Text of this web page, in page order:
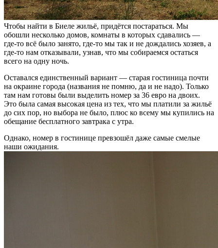
Чтобы найти в Биеле жильё, придётся постараться. Мы
обошли несколько домов, комнаты в которых сдавались —
где-то всё было занято, где-то мы так и не дождались хозяев, а
где-то нам отказывали, узнав, что мы собираемся остаться
всего на одну ночь.
Оставался единственный вариант — старая гостиница почти
на окраине города (названия не помню, да и не надо). Только
там нам готовы были выделить номер за 36 евро на двоих.
Это была самая высокая цена из тех, что мы платили за жильё
до сих пор, но выбора не было, плюс ко всему мы купились на
обещание бесплатного завтрака с утра.
Однако, номер в гостинице превзошёл даже самые смелые
наши ожидания.